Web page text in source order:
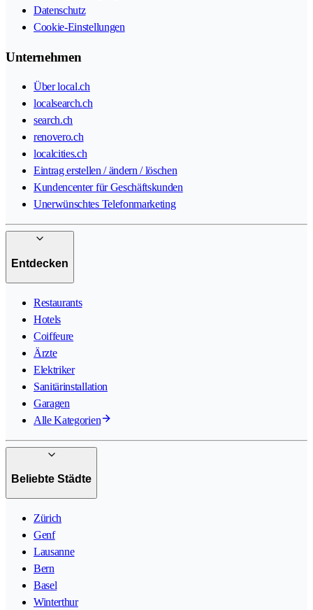
Datenschutz
Cookie-Einstellungen
Unternehmen
Über local.ch
localsearch.ch
search.ch
renovero.ch
localcities.ch
Eintrag erstellen / ändern / löschen
Kundencenter für Geschäftskunden
Unerwünschtes Telefonmarketing
Entdecken
Restaurants
Hotels
Coiffeure
Ärzte
Elektriker
Sanitärinstallation
Garagen
Alle Kategorien
Beliebte Städte
Zürich
Genf
Lausanne
Bern
Basel
Winterthur